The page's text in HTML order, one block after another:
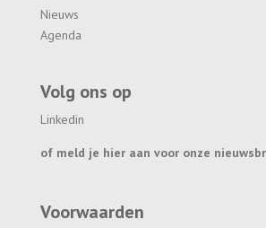
Nieuws
Agenda
Volg ons op
Linkedin
of meld je hier aan voor onze
Voorwaarden